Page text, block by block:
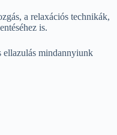
a relaxációs technikák,
is.
ellazulás mindannyiunk